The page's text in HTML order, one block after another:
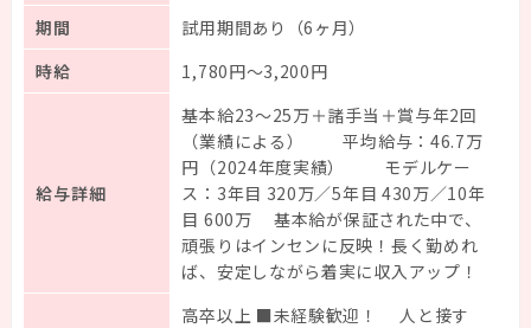
期間
試用期間あり（6ヶ月）
時給
1,780円～3,200円
給与詳細
基本給23～25万＋諸手当＋賞与年2回
（業績による） 平均給与：46.7万
円（2024年度実績） モデルケー
ス：3年目 320万／5年目 430万／10年
目 600万 基本給が保証された中で、
頑張りはインセンに反映！長く勤めれ
ば、安定しながら着実に収入アップ！
高卒以上 ■未経験歓迎！ 人と接す